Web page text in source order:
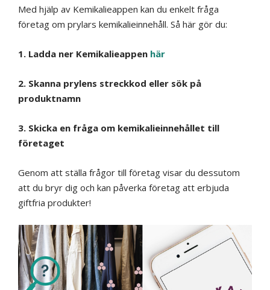
Med hjälp av Kemikalieappen kan du enkelt fråga
företag om prylars kemikalieinnehåll. Så här gör du:
1. Ladda ner Kemikalieappen här
2. Skanna prylens streckkod eller sök på
produktnamn
3. Skicka en fråga om kemikalieinnehållet till
företaget
Genom att ställa frågor till företag visar du dessutom
att du bryr dig och kan påverka företag att erbjuda
giftfria produkter!